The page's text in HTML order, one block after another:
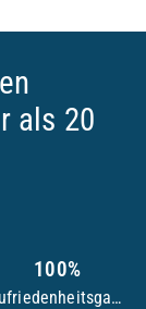
als 20
100%